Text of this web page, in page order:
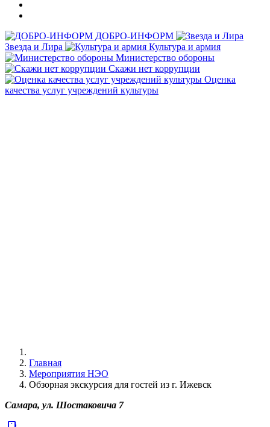
ДОБРО-ИНФОРМ
Звезда и Лира
Культура и армия
Министерство обороны
Скажи нет коррупции
Оценка
качества услуг учреждений культуры
Главная
Мероприятия НЭО
Обзорная экскурсия для гостей из г. Ижевск
Самара, ул. Шостаковича 7